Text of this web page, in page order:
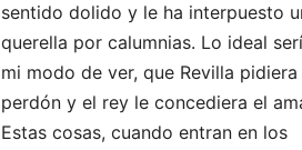
sentido dolido y le ha interpuesto
querella por calumnias. Lo ideal
mi modo de ver, que Revilla pidiera
perdón y el rey le concediera el
Estas cosas, cuando entran en los